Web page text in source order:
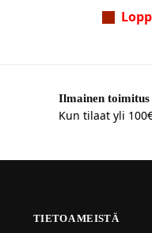
Ilmainen toimitus
Kun tilaat yli
TIETOA MEISTÄ